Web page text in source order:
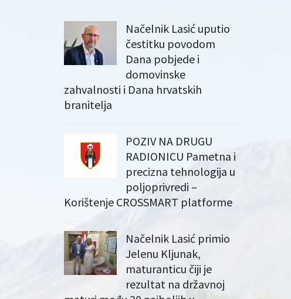
Načelnik Lasić uputio
čestitku povodom
Dana pobjede i
domovinske
zahvalnosti i Dana hrvatskih
branitelja
POZIV NA DRUGU
RADIONICU Pametna i
precizna tehnologija u
poljoprivredi –
Korištenje CROSSMART platforme
Načelnik Lasić primio
Jelenu Kljunak,
maturanticu čiji je
rezultat na državnoj